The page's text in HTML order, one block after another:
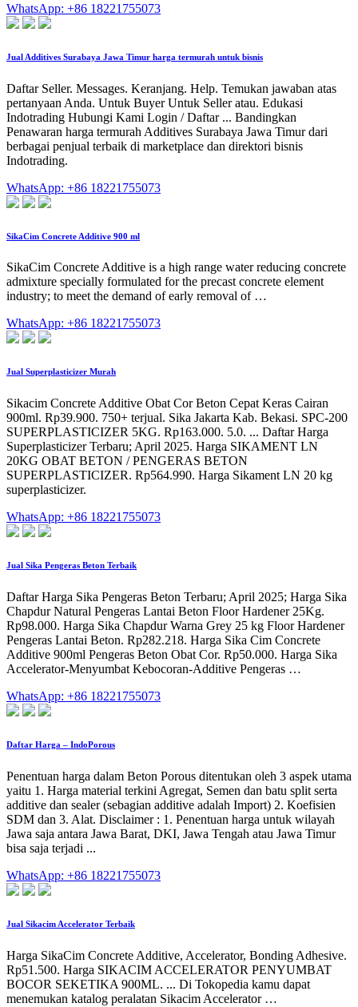
WhatsApp: +86 18221755073
Jual Additives Surabaya Jawa Timur harga termurah untuk bisnis
Daftar Seller. Messages. Keranjang. Help. Temukan jawaban atas
pertanyaan Anda. Untuk Buyer Untuk Seller atau. Edukasi
Indotrading Hubungi Kami Login / Daftar ... Bandingkan
Penawaran harga termurah Additives Surabaya Jawa Timur dari
berbagai penjual terbaik di marketplace dan direktori bisnis
Indotrading.
WhatsApp: +86 18221755073
SikaCim Concrete Additive 900 ml
SikaCim Concrete Additive is a high range water reducing concrete
admixture specially formulated for the precast concrete element
industry; to meet the demand of early removal of …
WhatsApp: +86 18221755073
Jual Superplasticizer Murah
Sikacim Concrete Additive Obat Cor Beton Cepat Keras Cairan
900ml. Rp39.900. 750+ terjual. Sika Jakarta Kab. Bekasi. SPC-200
SUPERPLASTICIZER 5KG. Rp163.000. 5.0. ... Daftar Harga
Superplasticizer Terbaru; April 2025. Harga SIKAMENT LN
20KG OBAT BETON / PENGERAS BETON
SUPERPLASTICIZER. Rp564.990. Harga Sikament LN 20 kg
superplasticizer.
WhatsApp: +86 18221755073
Jual Sika Pengeras Beton Terbaik
Daftar Harga Sika Pengeras Beton Terbaru; April 2025; Harga Sika
Chapdur Natural Pengeras Lantai Beton Floor Hardener 25Kg.
Rp98.000. Harga Sika Chapdur Warna Grey 25 kg Floor Hardener
Pengeras Lantai Beton. Rp282.218. Harga Sika Cim Concrete
Additive 900ml Pengeras Beton Obat Cor. Rp50.000. Harga Sika
Accelerator-Menyumbat Kebocoran-Additive Pengeras …
WhatsApp: +86 18221755073
Daftar Harga – IndoPorous
Penentuan harga dalam Beton Porous ditentukan oleh 3 aspek utama
yaitu 1. Harga material terkini Agregat, Semen dan batu split serta
additive dan sealer (sebagian additive adalah Import) 2. Koefisien
SDM dan 3. Alat. Disclaimer : 1. Penentuan harga untuk wilayah
Jawa saja antara Jawa Barat, DKI, Jawa Tengah atau Jawa Timur
bisa saja terjadi ...
WhatsApp: +86 18221755073
Jual Sikacim Accelerator Terbaik
Harga SikaCim Concrete Additive, Accelerator, Bonding Adhesive.
Rp51.500. Harga SIKACIM ACCELERATOR PENYUMBAT
BOCOR SEKETIKA 900ML. ... Di Tokopedia kamu dapat
menemukan katalog peralatan Sikacim Accelerator …